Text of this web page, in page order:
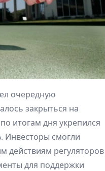
очередную
закрыться на
итогам дня укрепился
Инвесторы смогли
действиям регуляторов
для поддержки